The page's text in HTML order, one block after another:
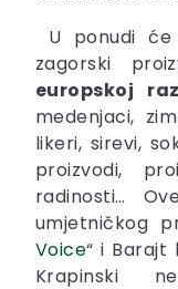
U ponudi
zagorski
europskoj
medenjaci,
likeri, sirevi,
proizvodi,
radinosti…
umjetničkog
Voice“ i Barajt
Krapinski